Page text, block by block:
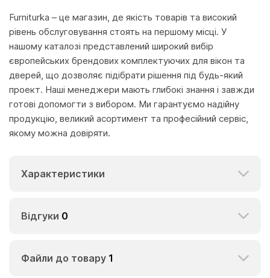
Furniturka – це магазин, де якість товарів та високий
рівень обслуговування стоять на першому місці. У
нашому каталозі представлений широкий вибір
європейських брендових комплектуючих для вікон та
дверей, що дозволяє підібрати рішення під будь-який
проект. Наші менеджери мають глибокі знання і завжди
готові допомогти з вибором. Ми гарантуємо надійну
продукцію, великий асортимент та професійний сервіс,
якому можна довіряти.
Характеристики
Відгуки 0
Файли до товару 1